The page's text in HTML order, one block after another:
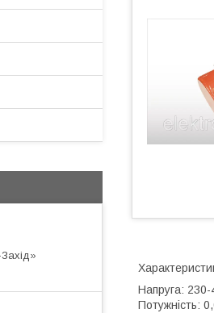
Напруга: 230-
Потужність: